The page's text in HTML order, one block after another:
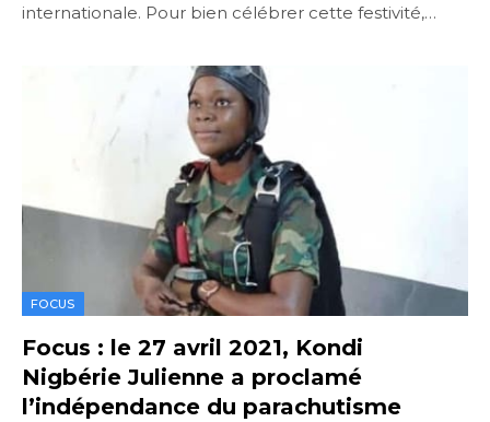
internationale. Pour bien célébrer cette festivité,…
FOCUS
Focus : le 27 avril 2021, Kondi
Nigbérie Julienne a proclamé
l’indépendance du parachutisme